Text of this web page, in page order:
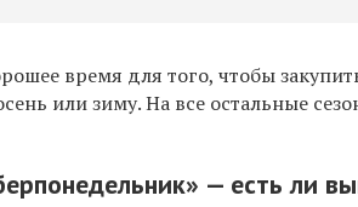
время для того, чтобы
или зиму. На все остальные
— есть ли